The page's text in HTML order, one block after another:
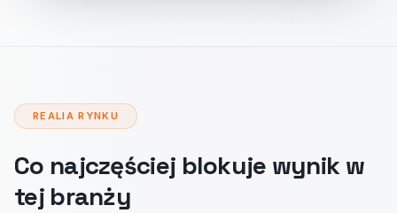
REALIA RYNKU
Co najczęściej blokuje wynik w
tej branży